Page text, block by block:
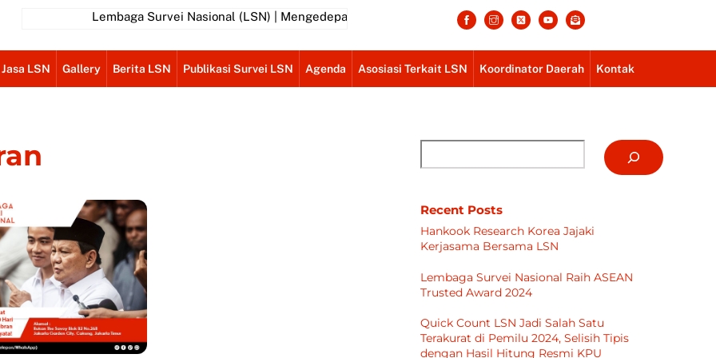
Lembaga Survei Nasional (LSN) | Mengedepankan Profesionalisme, Akurasi dan Presisi
LSN Gallery Berita LSN Publikasi Survei LSN Agenda Asosiasi Terkait LSN Koordinator Daerah Kontak
Recent Posts
Hankook Research Korea Jajaki
Kerjasama Bersama LSN
Lembaga Survei Nasional Raih ASEAN
Trusted Award 2024
Quick Count LSN Jadi Salah Satu
Terakurat di Pemilu 2024, Selisih Tipis
dengan Hasil Hitung Resmi KPU